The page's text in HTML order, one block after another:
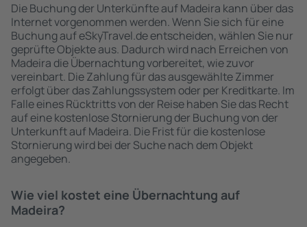
Die Buchung der Unterkünfte auf Madeira kann über das
Internet vorgenommen werden. Wenn Sie sich für eine
Buchung auf eSkyTravel.de entscheiden, wählen Sie nur
geprüfte Objekte aus. Dadurch wird nach Erreichen von
Madeira die Übernachtung vorbereitet, wie zuvor
vereinbart. Die Zahlung für das ausgewählte Zimmer
erfolgt über das Zahlungssystem oder per Kreditkarte. Im
Falle eines Rücktritts von der Reise haben Sie das Recht
auf eine kostenlose Stornierung der Buchung von der
Unterkunft auf Madeira. Die Frist für die kostenlose
Stornierung wird bei der Suche nach dem Objekt
angegeben.
Wie viel kostet eine Übernachtung auf
Madeira?